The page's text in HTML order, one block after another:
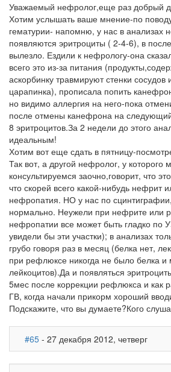
Уважаемый нефролог,еще раз добрый
Хотим услышать ваше мнение-по
гематурии- напомню, у нас в анализах
появляются эритроциты ( 2-4-6), в
вылезло. Ездили к нефрологу-она
всего это из-за питания
аскорбинку травмируют стенки сосудов
царапинка), прописала попить
но видимо аллергия на него-пока
после отмены канефрона на
8 эритроцитов.За 2 недели до этого
идеальным!
Хотим вот еще сдать в пятницу-
Так вот, а другой нефролог, у которого
консультируемся заочно,говорит, что
что скорей всего какой-нибудь нефрит
нефропатия. НО у нас по
нормально. Неужели при нефрите или
нефропатии все может быть гладко по
увидели бы эти участки); в анализах
грубо говоря раз в месяц (белка нет,
при рефлюксе никогда не было белка и
лейкоцитов).Да и появляться
5мес после коррекции рефлюкса и как
ГВ, когда начали прикорм хороший
Подскажите, что вы думаете?Кого
#65 - 27 декабря 2012, четверг